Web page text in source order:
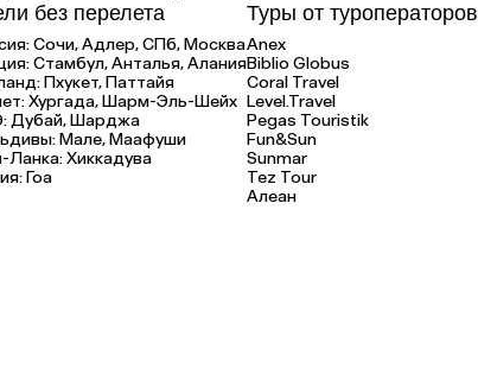
без перелета
Сочи,Адлер,СПб,Москва
Стамбул,Анталья,Алания
Пхукет,Паттайя
Хургада,Шарм-Эль-Шейх
Дубай,Шарджа
Мале,Маафуши
Ланка:Хиккадува
Гоа
Туры от туроператоров
Anex
Biblio Globus
Coral Travel
Level.Travel
Pegas Touristik
Fun&Sun
Sunmar
Tez Tour
Алеан